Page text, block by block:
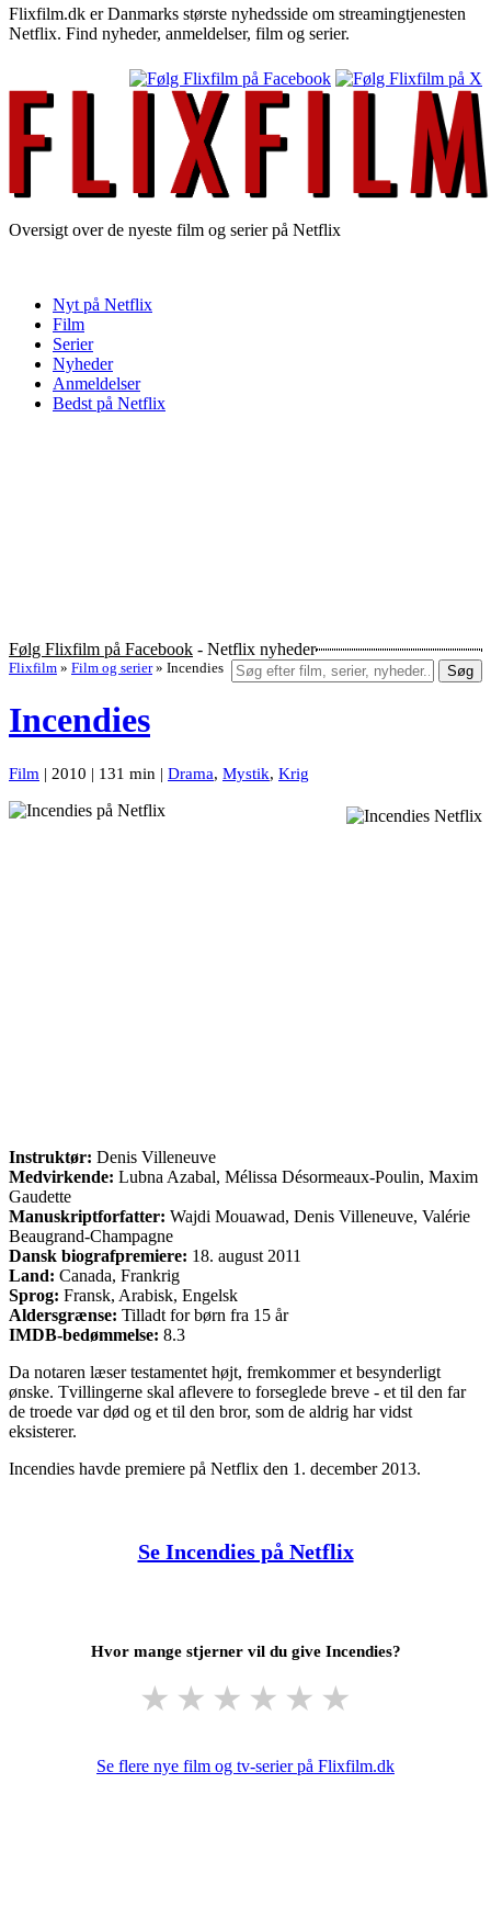
Flixfilm.dk er Danmarks største nyhedsside om streamingtjenesten
Netflix. Find nyheder, anmeldelser, film og serier.
Oversigt over de nyeste film og serier på Netflix
Nyt på Netflix
Film
Serier
Nyheder
Anmeldelser
Bedst på Netflix
Følg Flixfilm på Facebook - Netflix nyheder
Søg
Flixfilm » Film og serier » Incendies
Incendies
Film | 2010 | 131 min | Drama, Mystik, Krig
Instruktør: Denis Villeneuve
Medvirkende: Lubna Azabal, Mélissa Désormeaux-Poulin, Maxim
Gaudette
Manuskriptforfatter: Wajdi Mouawad, Denis Villeneuve, Valérie
Beaugrand-Champagne
Dansk biografpremiere: 18. august 2011
Land: Canada, Frankrig
Sprog: Fransk, Arabisk, Engelsk
Aldersgrænse: Tilladt for børn fra 15 år
IMDB-bedømmelse: 8.3
Da notaren læser testamentet højt, fremkommer et besynderligt
ønske. Tvillingerne skal aflevere to forseglede breve - et til den far
de troede var død og et til den bror, som de aldrig har vidst
eksisterer.
Incendies havde premiere på Netflix den 1. december 2013.
Se Incendies på Netflix
Hvor mange stjerner vil du give Incendies?
★ ★ ★ ★ ★ ★
Se flere nye film og tv-serier på Flixfilm.dk